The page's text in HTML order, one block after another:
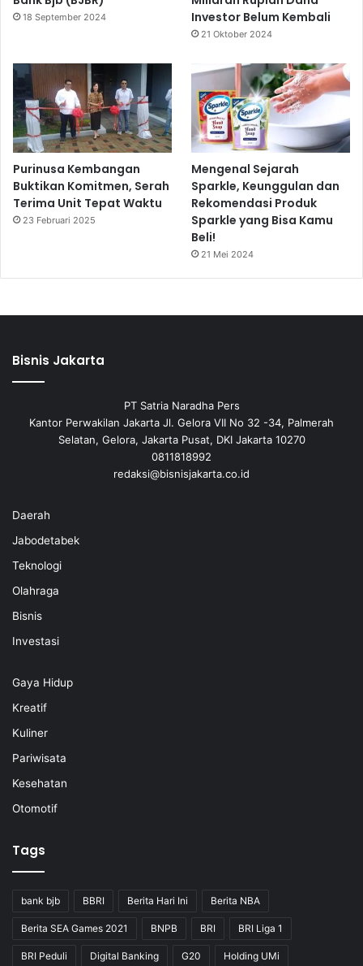
18 September 2024
Investor Belum Kembali
21 Oktober 2024
Purinusa Kembangan
Buktikan Komitmen, Serah
Terima Unit Tepat Waktu
23 Februari 2025
Mengenal Sejarah
Sparkle, Keunggulan dan
Rekomendasi Produk
Sparkle yang Bisa Kamu
Beli!
21 Mei 2024
Bisnis Jakarta
PT Satria Naradha Pers
Kantor Perwakilan Jakarta Jl. Gelora VII No 32 -34, Palmerah
Selatan, Gelora, Jakarta Pusat, DKI Jakarta 10270
0811818992
redaksi@bisnisjakarta.co.id
Daerah
Jabodetabek
Teknologi
Olahraga
Bisnis
Investasi
Gaya Hidup
Kreatif
Kuliner
Pariwisata
Kesehatan
Otomotif
Tags
bank bjb BBRI Berita Hari Ini Berita NBA
Berita SEA Games 2021 BNPB BRI BRI Liga 1
BRI Peduli Digital Banking G20 Holding UMi